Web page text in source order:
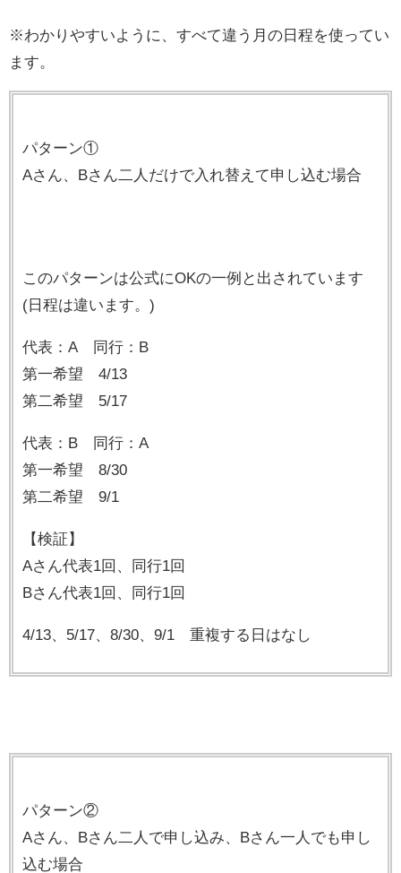
※わかりやすいように、すべて違う月の日程を使ってい
ます。
パターン①
Aさん、Bさん二人だけで入れ替えて申し込む場合
このパターンは公式にOKの一例と出されています
(日程は違います。)
代表：A 同行：B
第一希望 4/13
第二希望 5/17
代表：B 同行：A
第一希望 8/30
第二希望 9/1
【検証】
Aさん代表1回、同行1回
Bさん代表1回、同行1回
4/13、5/17、8/30、9/1 重複する日はなし
パターン②
Aさん、Bさん二人で申し込み、Bさん一人でも申し
込む場合